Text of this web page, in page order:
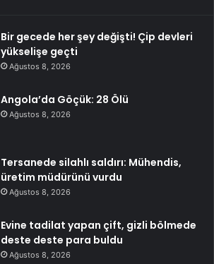
Bir gecede her şey değişti! Çip devleri
yükselişe geçti
Ağustos 8, 2026
Angola’da Göçük: 28 Ölü
Ağustos 8, 2026
Tersanede silahlı saldırı: Mühendis,
üretim müdürünü vurdu
Ağustos 8, 2026
Evine tadilat yapan çift, gizli bölmede
deste deste para buldu
Ağustos 8, 2026